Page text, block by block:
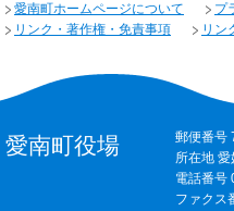
愛南町ホームページについて プ
リンク・著作権・免責事項
リン
愛南町役場
郵便番号
所在地
電話番号
ファクス